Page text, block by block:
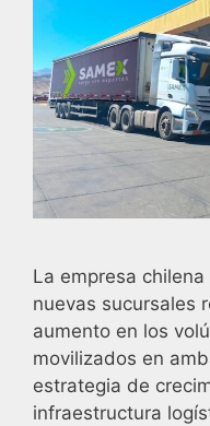
La empresa
nuevas sucursales
aumento en los
movilizados en
estrategia de
infraestructura